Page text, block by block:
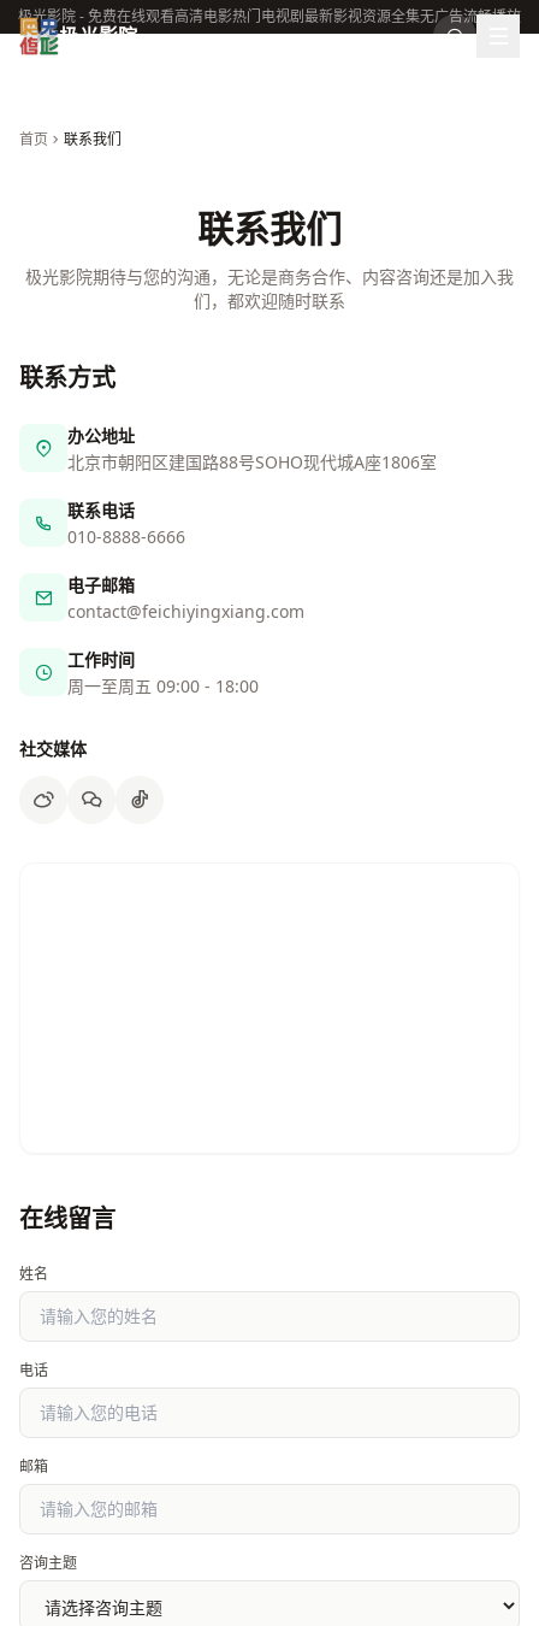
极光影院 - 免费在线观看高清电影热门电视剧最新影视资源全集无广告流畅播放
极光影院
首页 联系我们
联系我们
极光影院期待与您的沟通，无论是商务合作、内容咨询还是加入我
们，都欢迎随时联系
联系方式
办公地址
北京市朝阳区建国路88号SOHO现代城A座1806室
联系电话
010-8888-6666
电子邮箱
contact@feichiyingxiang.com
工作时间
周一至周五 09:00 - 18:00
社交媒体
在线留言
姓名
电话
邮箱
咨询主题